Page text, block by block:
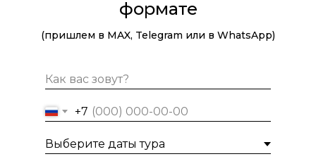
формате
(пришлем в MAX, Telegram или в WhatsApp)
+7